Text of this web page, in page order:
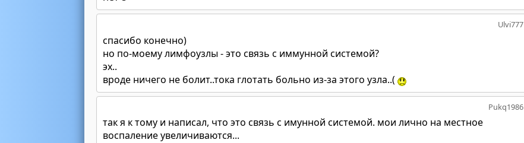
Ulvi777
спасибо конечно)
но по-моему лимфоузлы - это связь с иммунной системой?
эх..
вроде ничего не болит..тока глотать больно из-за этого узла..(
Pukq1986
так я к тому и написал, что это связь с имунной системой. мои лично на местное
воспаление увеличиваются...